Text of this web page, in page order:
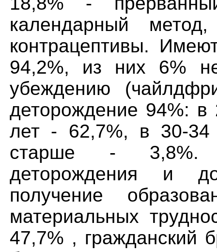
календарный
контрацептивы.
94,2%, из них 6%
убеждению
деторождение 94%: в
лет - 62,7%, в 30-
старше - 3,8%.
деторождения и
получение
материальных
47,7% , гражданский